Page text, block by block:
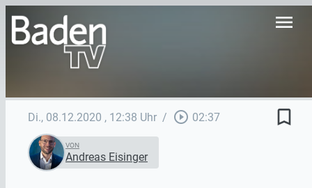
menu
Di., 08.12.2020 , 12:38 Uhr / play_circle_outline 02:37 bookmark_border
VON
Andreas Eisinger